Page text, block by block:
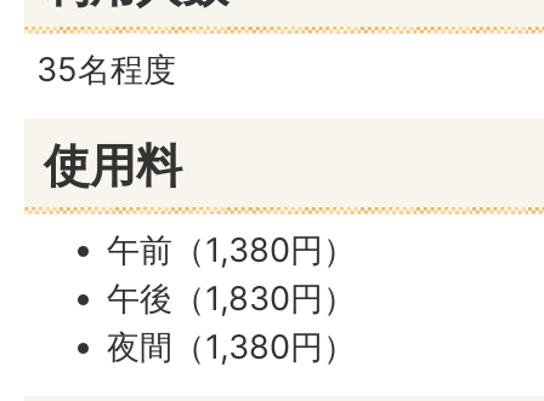
35名程度
使用料
午前（1,380円）
午後（1,830円）
夜間（1,380円）